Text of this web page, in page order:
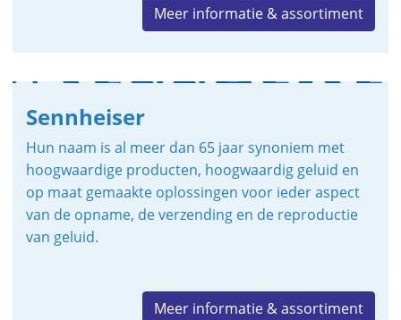
Meer informatie & assortiment
Sennheiser
Hun naam is al meer dan 65 jaar synoniem met
hoogwaardige producten, hoogwaardig geluid en
op maat gemaakte oplossingen voor ieder aspect
van de opname, de verzending en de reproductie
van geluid.
Meer informatie & assortiment